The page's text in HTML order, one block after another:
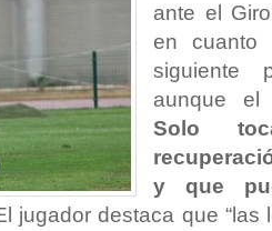
ante el
en cuanto
siguiente
aunque el
Solo
y que
jugador destaca que